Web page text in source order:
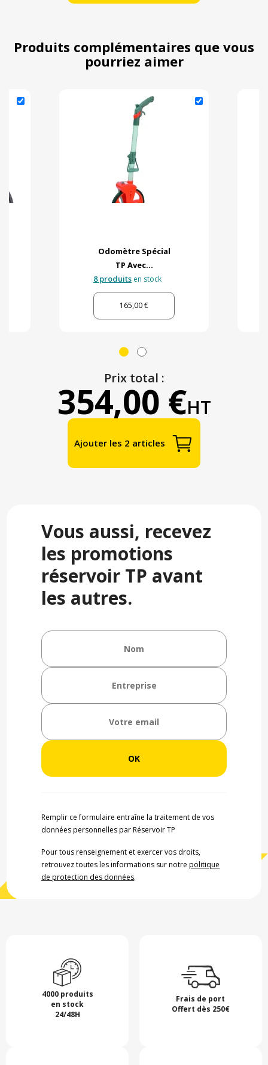
Produits complémentaires que vous
pourriez aimer
Odomètre Spécial
TP Avec...
8 produits en stock
165,00 €
Prix total :
354,00 €HT
Ajouter les 2 articles
Vous aussi, recevez
les promotions
réservoir TP avant
les autres.
Remplir ce formulaire entraîne la traitement de vos
données personnelles par Réservoir TP
Pour tous renseignement et exercer vos droits,
retrouvez toutes les informations sur notrepolitique
de protection des données.
4000 produits
en stock
24/48H
Frais de port
Offert dès 250€